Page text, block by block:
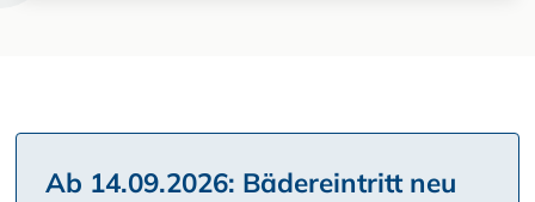
Ab 14.09.2026: Bädereintritt neu